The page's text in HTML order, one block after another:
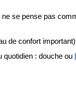
se pense pas
de confort
quotidien : douche ou